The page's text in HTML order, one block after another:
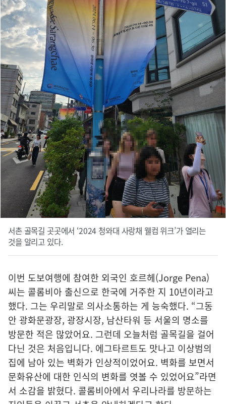
서촌 골목길 곳곳에서 ‘2024 청와대 사랑채 웰컴 위크’가 열리는
것을 알리고 있다.
이번 도보여행에 참여한 외국인 호르헤(Jorge Pena)
씨는 콜롬비아 출신으로 한국에 거주한 지 10년이라고
했다. 그는 우리말로 의사소통하는 게 능숙했다. “그동
안 광화문광장, 광장시장, 남산타워 등 서울의 명소를
방문한 적은 많았어요. 그런데 오늘처럼 골목길을 걸어
다닌 것은 처음입니다. 에그타르트도 맛나고 이상범의
집에 남아 있는 벽화가 인상적이었어요. 벽화를 보면서
문화유산에 대한 인식의 변화를 엿볼 수 있었어요”라면
서 소감을 밝혔다. 콜롬비아에서 우리나라를 방문하는